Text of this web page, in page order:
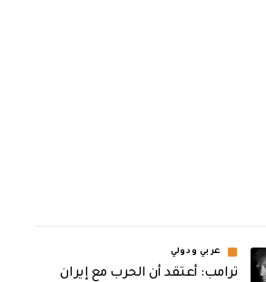
عربي ودولي
‏ترامب: أعتقد أن الحرب مع إيران